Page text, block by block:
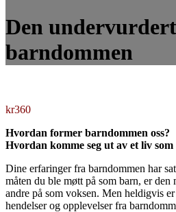
Den
barndommen
kr360
Hvordan former barndommen oss?
Hvordan komme seg ut av et liv
Dine erfaringer fra barndommen har
måten du ble møtt på som barn, er den
andre på som voksen. Men heldigvis
hendelser og opplevelser fra